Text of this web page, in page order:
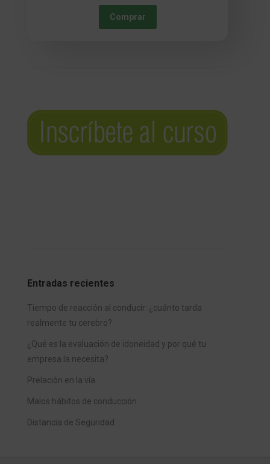
Comprar
Entradas recientes
Tiempo de reacción al conducir: ¿cuánto tarda
realmente tu cerebro?
¿Qué es la evaluación de idoneidad y por qué tu
empresa la necesita?
Prelación en la vía
Malos hábitos de conducción
Distancia de Seguridad